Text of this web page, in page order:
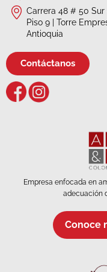
Carrera 48 # 50 Sur
Piso 9 | Torre
Antioquia
Contáctanos
Empresa enfocada en
adecuación
Conoce